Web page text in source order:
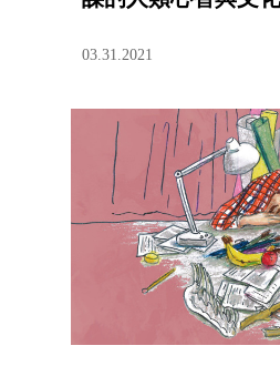
03.31.2021